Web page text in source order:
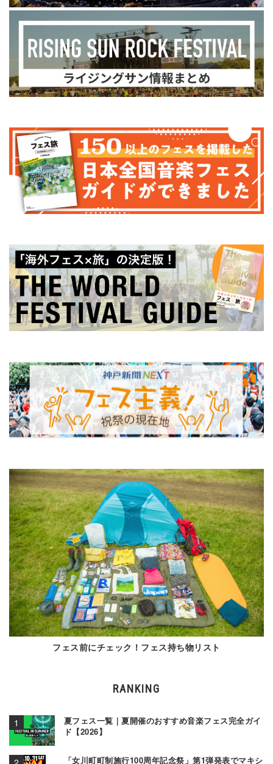
フェス前にチェック！フェス持ち物リスト
RANKING
夏フェス一覧｜夏開催のおすすめ音楽フェス完全ガイ
ド【2026】
「女川町町制施行100周年記念祭」第1弾発表でマキシ